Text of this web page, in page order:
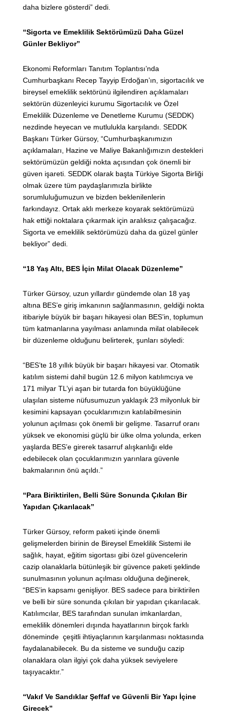
daha bizlere gösterdi” dedi.
“Sigorta ve Emeklilik Sektörümüzü Daha Güzel
Günler Bekliyor”
Ekonomi Reformları Tanıtım Toplantısı’nda
Cumhurbaşkanı Recep Tayyip Erdoğan’ın, sigortacılık ve
bireysel emeklilik sektörünü ilgilendiren açıklamaları
sektörün düzenleyici kurumu Sigortacılık ve Özel
Emeklilik Düzenleme ve Denetleme Kurumu (SEDDK)
nezdinde heyecan ve mutlulukla karşılandı. SEDDK
Başkanı Türker Gürsoy, “Cumhurbaşkanımızın
açıklamaları, Hazine ve Maliye Bakanlığımızın destekleri
sektörümüzün geldiği nokta açısından çok önemli bir
güven işareti. SEDDK olarak başta Türkiye Sigorta Birliği
olmak üzere tüm paydaşlarımızla birlikte
sorumluluğumuzun ve bizden beklenilenlerin
farkındayız. Ortak aklı merkeze koyarak sektörümüzü
hak ettiği noktalara çıkarmak için aralıksız çalışacağız.
Sigorta ve emeklilik sektörümüzü daha da güzel günler
bekliyor” dedi.
“18 Yaş Altı, BES İçin Milat Olacak Düzenleme”
Türker Gürsoy, uzun yıllardır gündemde olan 18 yaş
altına BES’e giriş imkanının sağlanmasının, geldiği nokta
itibariyle büyük bir başarı hikayesi olan BES’in, toplumun
tüm katmanlarına yayılması anlamında milat olabilecek
bir düzenleme olduğunu belirterek, şunları söyledi:
“BES’te 18 yıllık büyük bir başarı hikayesi var. Otomatik
katılım sistemi dahil bugün 12.6 milyon katılımcıya ve
171 milyar TL’yi aşan bir tutarda fon büyüklüğüne
ulaşılan sisteme nüfusumuzun yaklaşık 23 milyonluk bir
kesimini kapsayan çocuklarımızın katılabilmesinin
yolunun açılması çok önemli bir gelişme. Tasarruf oranı
yüksek ve ekonomisi güçlü bir ülke olma yolunda, erken
yaşlarda BES’e girerek tasarruf alışkanlığı elde
edebilecek olan çocuklarımızın yarınlara güvenle
bakmalarının önü açıldı.”
“Para Biriktirilen, Belli Süre Sonunda Çıkılan Bir
Yapıdan Çıkarılacak”
Türker Gürsoy, reform paketi içinde önemli
gelişmelerden birinin de Bireysel Emeklilik Sistemi ile
sağlık, hayat, eğitim sigortası gibi özel güvencelerin
cazip olanaklarla bütünleşik bir güvence paketi şeklinde
sunulmasının yolunun açılması olduğuna değinerek,
“BES’in kapsamı genişliyor. BES sadece para biriktirilen
ve belli bir süre sonunda çıkılan bir yapıdan çıkarılacak.
Katılımcılar, BES tarafından sunulan imkanlardan,
emeklilik dönemleri dışında hayatlarının birçok farklı
döneminde çeşitli ihtiyaçlarının karşılanması noktasında
faydalanabilecek. Bu da sisteme ve sunduğu cazip
olanaklara olan ilgiyi çok daha yüksek seviyelere
taşıyacaktır.”
“Vakıf Ve Sandıklar Şeffaf ve Güvenli Bir Yapı İçine
Girecek”